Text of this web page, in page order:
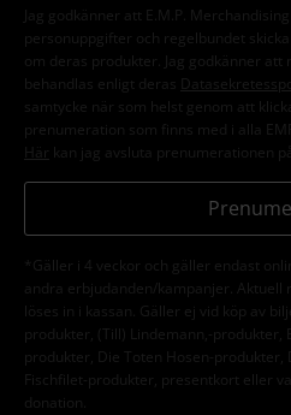
Jag godkänner att E.M.P.
personuppgifter och regelbundet
om deras produkter. Jag godkänner
behandlas enligt deras
samtycke när som helst genom att
prenumeration som finns med i alla
Här kan jag avsluta prenumerationen
*Gäller i 4 veckor och gäller endast
andra erbjudanden/kampanjer.
löses in i kassan. Gäller ej vid köp av
produkter, (Till) Lindemann,-produkter,
produkter, Die Toten Hosen-produkter,
Fischfilet-produkter, presentkort eller
donation.